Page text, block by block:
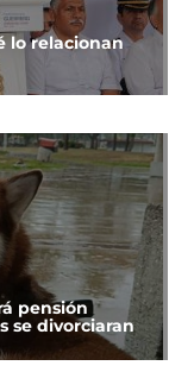
lo relacionan
pensión
se divorciaran